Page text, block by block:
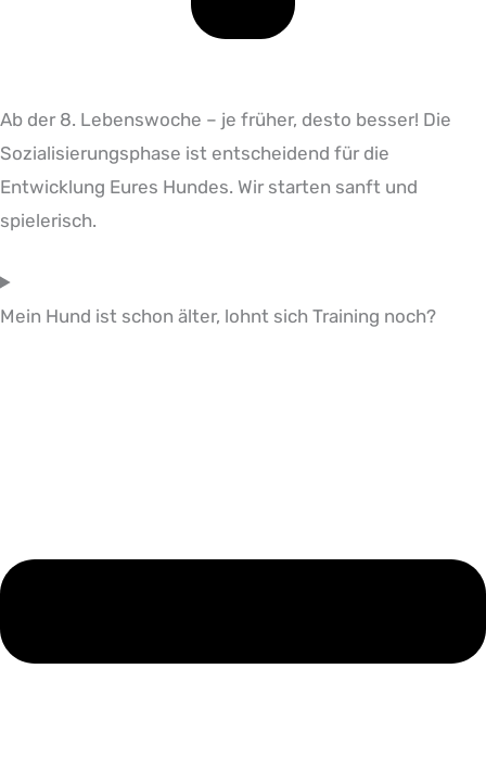
Ab der 8. Lebenswoche – je früher, desto besser! Die
Sozialisierungsphase ist entscheidend für die
Entwicklung Eures Hundes. Wir starten sanft und
spielerisch.
Mein Hund ist schon älter, lohnt sich Training noch?